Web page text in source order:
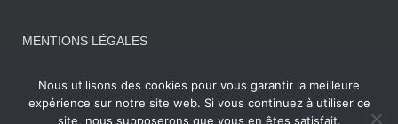
MENTIONS LÉGALES
Nous utilisons des cookies pour vous garantir la meilleure
expérience sur notre site web. Si vous continuez à utiliser ce
site, nous supposerons que vous en êtes satisfait.